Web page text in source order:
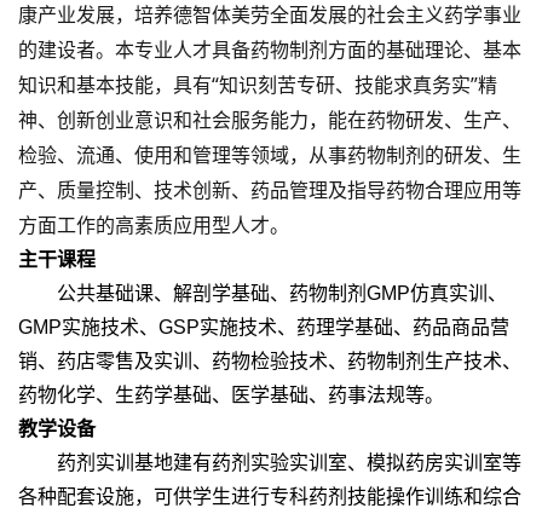
康产业发展，培养德智体美劳全面发展的社会主义药学事业
的建设者。本专业人才具备药物制剂方面的基础理论、基本
知识和基本技能，具有“知识刻苦专研、技能求真务实”精
神、创新创业意识和社会服务能力，能在药物研发、生产、
检验、流通、使用和管理等领域，从事药物制剂的研发、生
产、质量控制、技术创新、药品管理及指导药物合理应用等
方面工作的高素质应用型人才。
主干课程
公共基础课、解剖学基础、药物制剂GMP仿真实训、
GMP实施技术、GSP实施技术、药理学基础、药品商品营
销、药店零售及实训、药物检验技术、药物制剂生产技术、
药物化学、生药学基础、医学基础、药事法规等。
教学设备
药剂实训基地建有药剂实验实训室、模拟药房实训室等
各种配套设施，可供学生进行专科药剂技能操作训练和综合